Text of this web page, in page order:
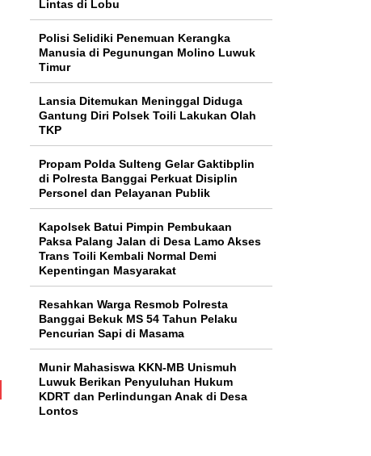
Lintas di Lobu
Polisi Selidiki Penemuan Kerangka
Manusia di Pegunungan Molino Luwuk
Timur
Lansia Ditemukan Meninggal Diduga
Gantung Diri Polsek Toili Lakukan Olah
TKP
Propam Polda Sulteng Gelar Gaktibplin
di Polresta Banggai Perkuat Disiplin
Personel dan Pelayanan Publik
Kapolsek Batui Pimpin Pembukaan
Paksa Palang Jalan di Desa Lamo Akses
Trans Toili Kembali Normal Demi
Kepentingan Masyarakat
Resahkan Warga Resmob Polresta
Banggai Bekuk MS 54 Tahun Pelaku
Pencurian Sapi di Masama
Munir Mahasiswa KKN-MB Unismuh
Luwuk Berikan Penyuluhan Hukum
KDRT dan Perlindungan Anak di Desa
Lontos